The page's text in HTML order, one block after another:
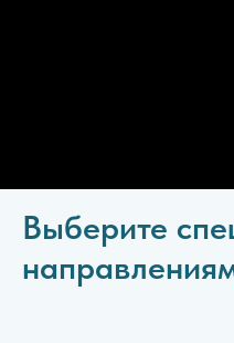
Выберите